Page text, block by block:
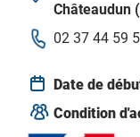
Châteaudun
02 37 44 59
Date de
Condition